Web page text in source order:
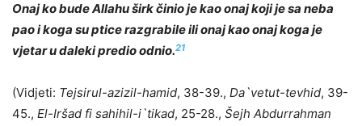
Onaj ko bude Allahu širk činio je kao onaj koji je sa neba
pao i koga su ptice razgrabile ili onaj kao onaj koga je
vjetar u daleki predio odnio.21
(Vidjeti: Tejsirul-azizil-hamid, 38-39., Da`vetut-tevhid, 39-
45., El-Iršad fi sahihil-i`tikad, 25-28., Šejh Abdurrahman